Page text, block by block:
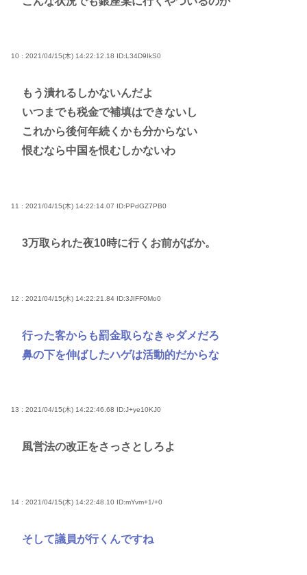
10 : 2021/04/15(木) 14:22:12.18 ID:L34D9IkS0
もう潰れるしかないんだよ
いつまでも税金で補填はできないし
これから後何年続くかも分からない
恨むなら中国を恨むしかないわ
11 : 2021/04/15(木) 14:22:14.07 ID:PPdGZ7PB0
3万取られた夜10時に行くお前がばか。
12 : 2021/04/15(木) 14:22:21.84 ID:3JIFF0Mo0
行った客からも罰金取らなきゃダメだろ
鼻の下を伸ばしたハゲは活動的だからな
13 : 2021/04/15(木) 14:22:46.68 ID:J+ye10KJ0
風営法の改正をさっさとしろよ
14 : 2021/04/15(木) 14:22:48.10 ID:mYvm+1/+0
そして議員が行くんですね